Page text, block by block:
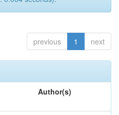
previous 1 next
Author(s)